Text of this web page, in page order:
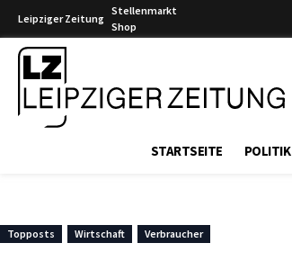
Leipziger Zeitung
Stellenmarkt
Shop
STARTSEITE POLITIK
Topposts Wirtschaft Verbraucher